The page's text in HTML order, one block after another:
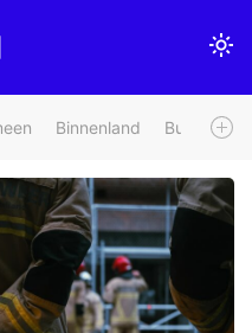
Binnenland Buitenland